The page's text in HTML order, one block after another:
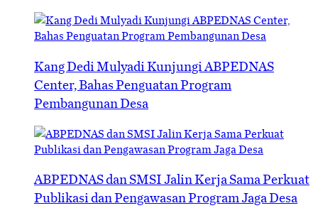
Kang Dedi Mulyadi Kunjungi ABPEDNAS
Center, Bahas Penguatan Program
Pembangunan Desa
ABPEDNAS dan SMSI Jalin Kerja Sama Perkuat
Publikasi dan Pengawasan Program Jaga Desa